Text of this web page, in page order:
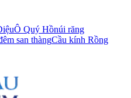
Ô Quý Hồnúi răng
san thàngCầu kính Rồng